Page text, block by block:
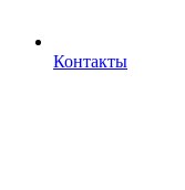
Контакты